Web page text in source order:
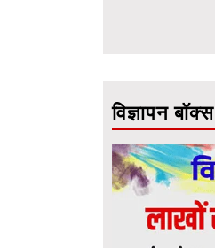
विज्ञापन बॉक्स